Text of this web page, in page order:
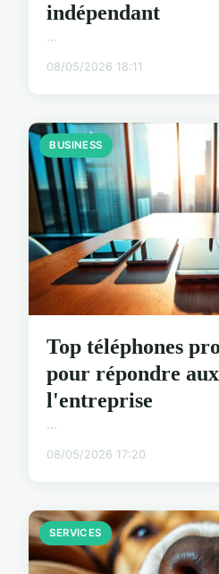
indépendant
...
08/05/2026 18:11
BUSINESS
Top téléphones
pour répondre aux
l'entreprise
...
08/05/2026 17:20
SERVICES